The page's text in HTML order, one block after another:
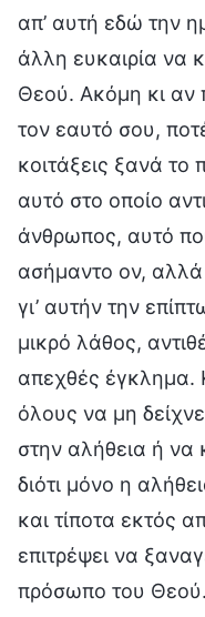
απ’ αυτή εδώ την
άλλη ευκαιρία να
Θεού. Ακόμη κι αν
τον εαυτό σου,
κοιτάξεις ξανά το
αυτό στο οποίο
άνθρωπος, αυτό
ασήμαντο ον, αλλά
γι’ αυτήν την
μικρό λάθος,
απεχθές έγκλημα.
όλους να μη
στην αλήθεια ή να
διότι μόνο η
και τίποτα εκτός
επιτρέψει να
πρόσωπο του Θεού.